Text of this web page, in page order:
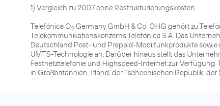
1) Vergleich zu 2007 ohne Restrukturierungskosten
Telefónica O2 Germany GmbH & Co. OHG gehört zu
Telekommunikationskonzerns Telefónica S.A. Das
Deutschland Post- und Prepaid-Mobilfunkprodukte
UMTS-Technologie an. Darüber hinaus stellt das
Festnetztelefonie und Highspeed-Internet zur
in Großbritannien, Irland, der Tschechischen Republik,